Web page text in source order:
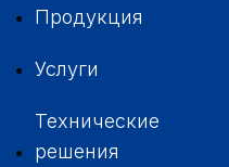
Продукция
Услуги
Технические
решения